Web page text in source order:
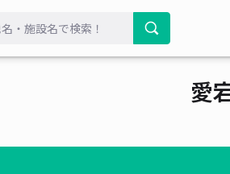
愛